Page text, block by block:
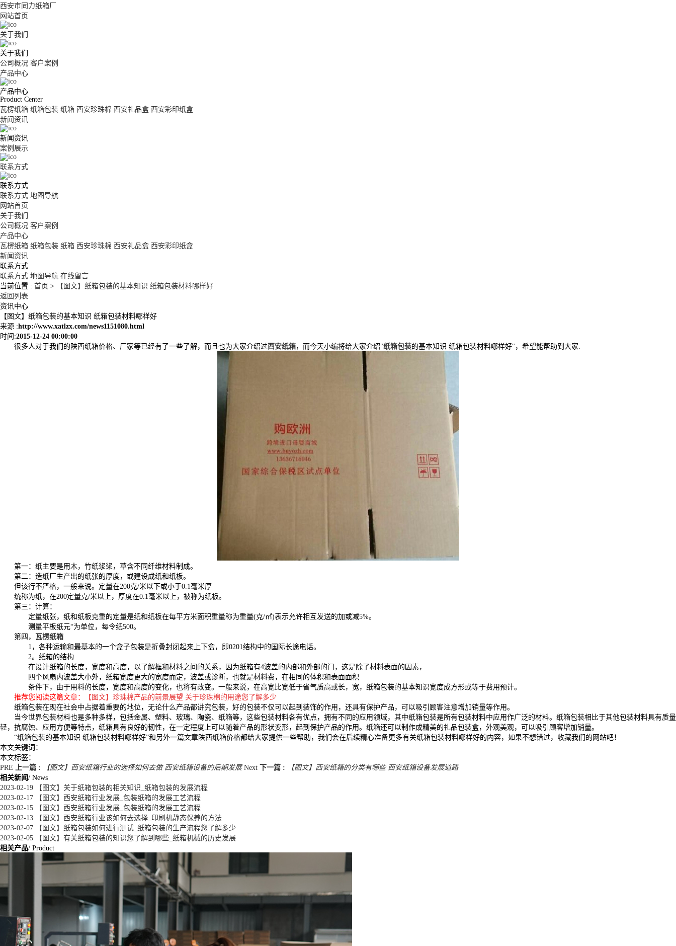
西安市同力纸箱厂
网站首页
关于我们
关于我们
公司概况 客户案例
产品中心
产品中心
Product Center
瓦楞纸箱 纸箱包装 纸箱 西安珍珠棉 西安礼品盒 西安彩印纸盒
新闻资讯
新闻资讯
案例展示
联系方式
联系方式
联系方式 地图导航
网站首页
关于我们
公司概况 客户案例
产品中心
瓦楞纸箱 纸箱包装 纸箱 西安珍珠棉 西安礼品盒 西安彩印纸盒
新闻资讯
联系方式
联系方式 地图导航 在线留言
当前位置 : 首页 >
【图文】纸箱包装的基本知识 纸箱包装材料哪样好
返回列表
资讯中心
【图文】纸箱包装的基本知识 纸箱包装材料哪样好
来源 :http://www.xatlzx.com/news1151080.html
时间:2015-12-24 00:00:00
很多人对于我们的陕西纸箱价格、厂家等已经有了一些了解，而且也为大家介绍过西安纸箱，而今天小编将给大家介绍"纸箱包装的基本知识 纸箱包装材料哪样好"，希望能帮助到大家.
第一：纸主要是用木，竹纸浆桨，草含不同纤维材料制成。
第二：造纸厂生产出的纸张的厚度，或建设成纸和纸板。
但该行不严格，一般来说。定量在200克/米以下或小于0.1毫米厚
统称为纸，在200定量克/米以上，厚度在0.1毫米以上，被称为纸板。
第三：计算：
定量纸张，纸和纸板克重的定量是纸和纸板在每平方米面积重量称为重量(克/㎡)表示允许相互发送的加或减5%。
测量平板纸元“为单位，每令纸500。
第四， 瓦楞纸箱
1，各种运输和最基本的一个盒子包装是折叠封闭起来上下盒，即0201结构中的国际长途电话。
2。纸箱的结构
在设计纸箱的长度，宽度和高度，以了解框和材料之间的关系，因为纸箱有4波盖的内部和外部的门，这是除了材料表面的因素，
四个风扇内波盖大小外，纸箱宽度更大的宽度而定，波盖或诊断，也就是材料费，在相同的体积和表面面积
条件下，由于用料的长度，宽度和高度的变化，也将有改变。一般来说，在高宽比宽低于省气质高或长，宽，纸箱包装的基本知识宽度成方形或等于费用预计。
推荐您阅读这篇文章：
【图文】珍珠棉产品的前景展望 关于珍珠棉的用途您了解多少
纸箱包装在现在社会中占据着重要的地位，无论什么产品都讲究包装，好的包装不仅可以起到装饰的作用，还具有保护产品，可以吸引顾客注意增加销量等作用。
当今世界包装材料也是多种多样，包括金属、塑料、玻璃、陶瓷、纸箱等，这些包装材料各有优点，拥有不同的应用领域，其中纸箱包装是所有包装材料中应用作广泛的材料。纸箱包装相比于其他包装材料具有质量
轻，抗腐蚀、应用方便等特点，纸箱具有良好的韧性，在一定程度上可以随着产品的形状变形，起到保护产品的作用。纸箱还可以制作成精美的礼品包装盒，外观美观，可以吸引顾客增加销量。
“纸箱包装的基本知识 纸箱包装材料哪样好”和另外一篇文章陕西纸箱价格都给大家提供一些帮助，我们会在后续精心准备更多有关纸箱包装材料哪样好的内容，如果不想错过，收藏我们的网站吧！
本文关键词：
本文标签：
PRE
上一篇 : 【图文】西安纸箱行业的选择如何去做 西安纸箱设备的后期发展 Next 下一篇 :
【图文】西安纸箱的分类有哪些 西安纸箱设备发展道路
相关新闻/ News
2023-02-19 【图文】关于纸箱包装的相关知识_纸箱包装的发展流程
2023-02-17 【图文】西安纸箱行业发展_包装纸箱的发展工艺流程
2023-02-15 【图文】西安纸箱行业发展_包装纸箱的发展工艺流程
2023-02-13 【图文】西安纸箱行业该如何去选择_印刷机静态保养的方法
2023-02-07 【图文】纸箱包装如何进行测试_纸箱包装的生产流程您了解多少
2023-02-05 【图文】有关纸箱包装的知识您了解到哪些_纸箱机械的历史发展
相关产品/ Product